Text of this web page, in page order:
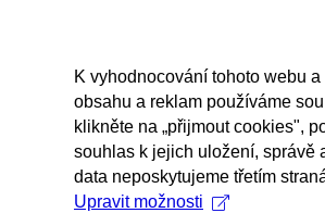
K vyhodnocování tohoto webu
obsahu a reklam používáme
klikněte na „přijmout cookies",
souhlas k jejich uložení, správě
data neposkytujeme třetím
Upravit možnosti